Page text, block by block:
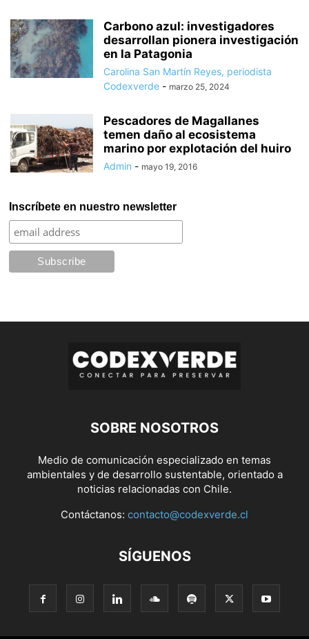
Carbono azul: investigadores
desarrollan pionera investigación
en la Patagonia
Carolina San Martín Reyes, periodista
Codexverde - marzo 25, 2024
Pescadores de Magallanes
temen daño al ecosistema
marino por explotación del huiro
Admin - mayo 19, 2016
Inscríbete en nuestro newsletter
SOBRE NOSOTROS
Medio de comunicación especializado en temas
ambientales y de desarrollo sustentable, orientado a
noticias relacionadas con Chile.
Contáctanos: contacto@codexverde.cl
SÍGUENOS